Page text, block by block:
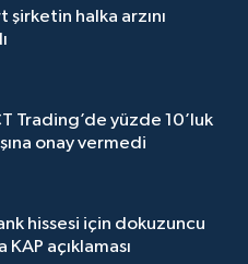
şirketin halka arzını
Trading’de yüzde 10’luk
onay vermedi
hissesi için dokuzuncu
açıklaması